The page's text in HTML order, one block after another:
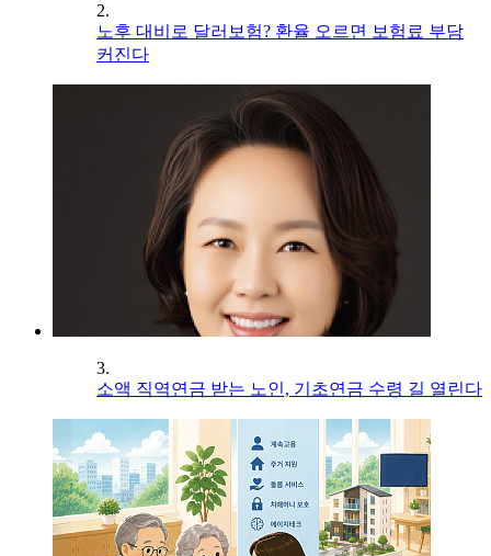
2.
노후 대비로 달러보험? 환율 오르면 보험료 부담
커진다
3.
소액 직역연금 받는 노인, 기초연금 수령 길 열린다